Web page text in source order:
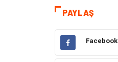
Otomotiv
PAYLAŞ
Facebook